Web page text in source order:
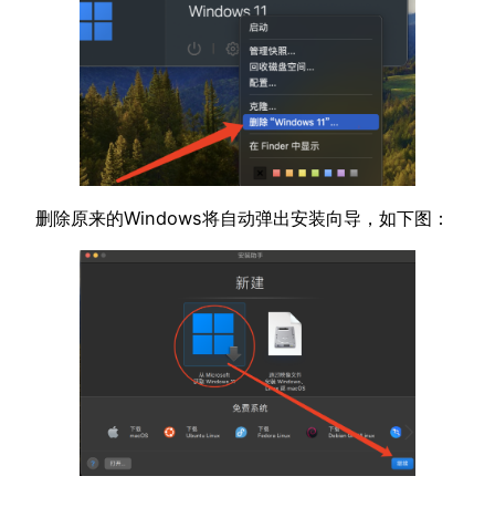
删除原来的Windows将自动弹出安装向导，如下图：